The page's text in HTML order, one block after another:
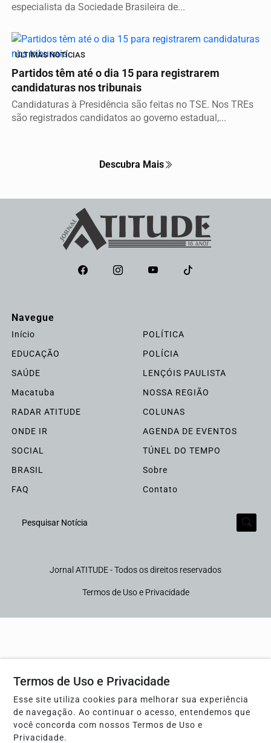
especialista da Sociedade Brasileira de...
ÚLTIMAS NOTÍCIAS
Partidos têm até o dia 15 para registrarem
candidaturas nos tribunais
Candidaturas à Presidência são feitas no TSE. Nos TREs
são registrados candidatos ao governo estadual,...
Descubra Mais
Navegue
Início
POLÍTICA
EDUCAÇÃO
POLÍCIA
SAÚDE
LENÇÓIS PAULISTA
Macatuba
NOSSA REGIÃO
RADAR ATITUDE
COLUNAS
ONDE IR
AGENDA DE EVENTOS
SOCIAL
TÚNEL DO TEMPO
BRASIL
Sobre
FAQ
Contato
Pesquisar Notícia
Jornal ATITUDE - Todos os direitos reservados
Termos de Uso e Privacidade
Termos de Uso e Privacidade
Esse site utiliza cookies para melhorar sua experiência
de navegação. Ao continuar o acesso, entendemos que
você concorda com nossos Termos de Uso e
Privacidade.